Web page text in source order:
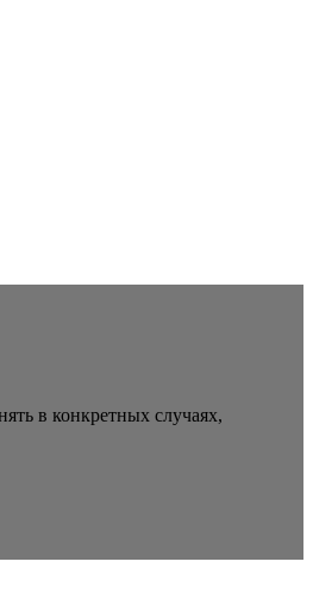
в конкретных случаях,